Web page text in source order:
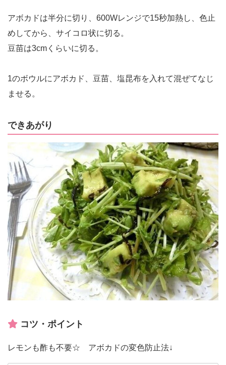
アボカドは半分に切り、600Wレンジで15秒加熱し、色止
めしてから、サイコロ状に切る。
豆苗は3cmくらいに切る。
1のボウルにアボカド、豆苗、塩昆布を入れて混ぜてなじ
ませる。
できあがり
コツ・ポイント
レモンも酢も不要☆ アボカドの変色防止法↓